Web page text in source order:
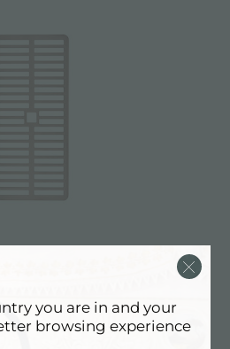
you are in and your
browsing experience